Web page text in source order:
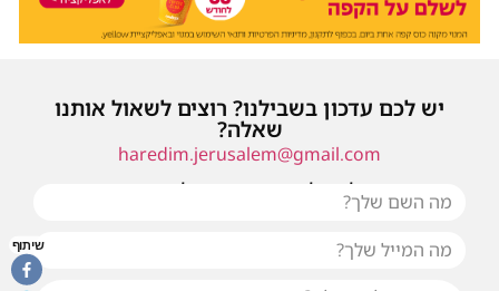
יש לכם עדכון בשבילנו? רוצים לשאול אותנו
שאלה?
haredim.jerusalem@gmail.com
או שילחו אלינו פנייה ונחזור אליכם בהקדם
שיתוף